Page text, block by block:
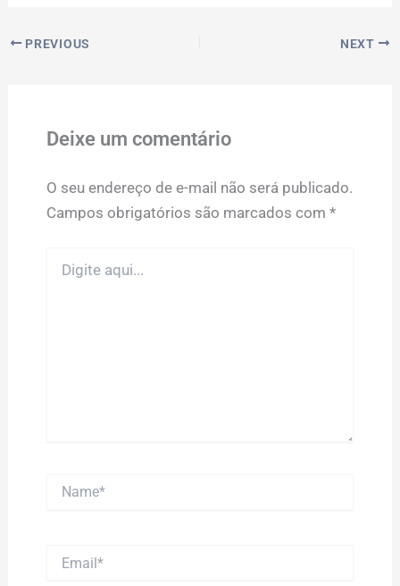
PREVIOUS NEXT
Deixe um comentário
O seu endereço de e-mail não será publicado.
Campos obrigatórios são marcados com *
aqui...